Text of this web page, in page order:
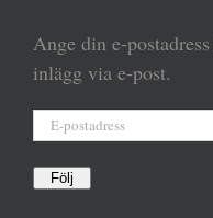
Ange din e-
inlägg via e-post.
postadress
Följ